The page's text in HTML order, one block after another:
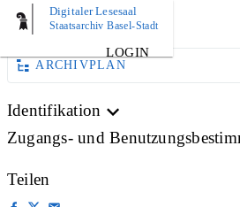
Digitaler Lesesaal
Staatsarchiv Basel-Stadt
LOGIN
AKTE
ARCHIVPLAN
Identifikation
Zugangs- und
Teilen